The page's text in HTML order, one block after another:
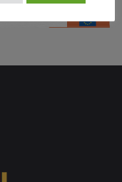
Europe» en